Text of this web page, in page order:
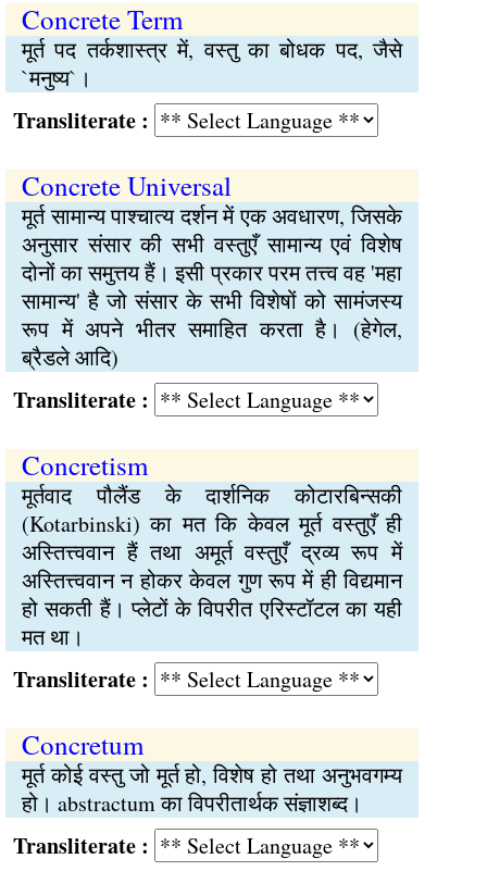
Concrete Term
मूर्त पद तर्कशास्त्र में, वस्तु का बोधक पद, जैसे
`मनुष्य`।
:
Concrete Universal
मूर्त सामान्य पाश्चात्य दर्शन में एक अवधारण, जिसके
अनुसार संसार की सभी वस्तुएँ सामान्य एवं विशेष
दोनों का समुत्तय हैं। इसी प्रकार परम तत्त्व वह 'महा
सामान्य' है जो संसार के सभी विशेषों को सामंजस्य
रूप में अपने भीतर समाहित करता है। (हेगेल,
ब्रैडले आदि)
:
Concretism
मूर्तवाद पौलैंड के दार्शनिक कोटारबिन्सकी
(Kotarbinski) का मत कि केवल मूर्त वस्तुएँ ही
अस्तित्त्ववान हैं तथा अमूर्त वस्तुएँ द्रव्य रूप में
अस्तित्त्ववान न होकर केवल गुण रूप में ही विद्यमान
हो सकती हैं। प्लेटों के विपरीत एरिस्टॉटल का यही
मत था।
:
Concretum
मूर्त कोई वस्तु जो मूर्त हो, विशेष हो तथा अनुभवगम्य
हो। abstractum का विपरीतार्थक संज्ञाशब्द।
: